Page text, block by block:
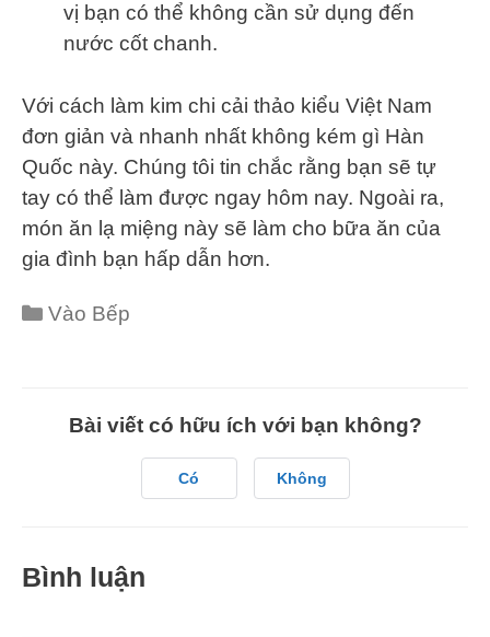
vị bạn có thể không cần sử dụng đến
nước cốt chanh.
Với cách làm kim chi cải thảo kiểu Việt Nam
đơn giản và nhanh nhất không kém gì Hàn
Quốc này. Chúng tôi tin chắc rằng bạn sẽ tự
tay có thể làm được ngay hôm nay. Ngoài ra,
món ăn lạ miệng này sẽ làm cho bữa ăn của
gia đình bạn hấp dẫn hơn.
Categories
Vào Bếp
Bài viết có hữu ích với bạn không?
Có Không
Bình luận